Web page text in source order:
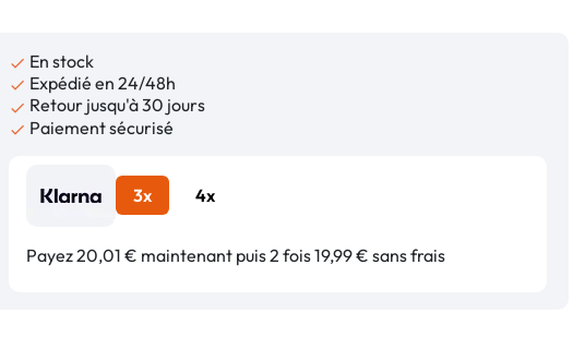
 En stock
 Expédié en 24/48h
 Retour jusqu'à 30 jours
 Paiement sécurisé
3x 4x
Payez 20,01 € maintenant puis 2 fois 19,99 € sans frais